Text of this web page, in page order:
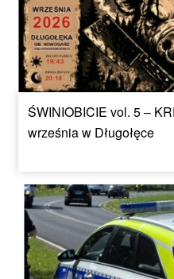
ŚWINIOBICIE vol. 5 –
września w Długołęce